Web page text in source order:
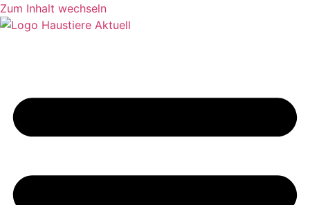
Zum Inhalt wechseln